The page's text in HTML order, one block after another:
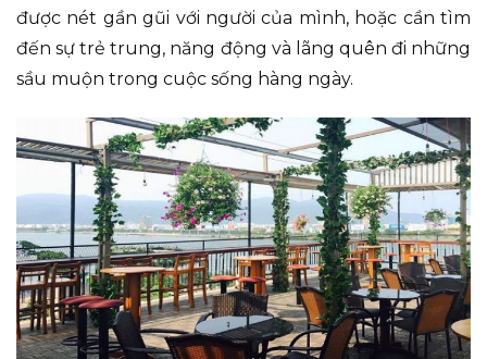
được nét gần gũi với người của mình, hoặc cần tìm
đến sự trẻ trung, năng động và lãng quên đi những
sầu muộn trong cuộc sống hàng ngày.